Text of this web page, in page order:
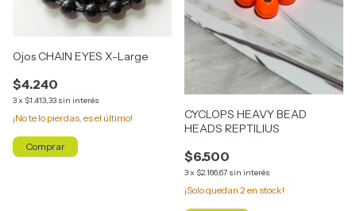
Ojos CHAIN EYES X-Large
$4.240
3x $1.413,33 sin interés
¡No te lo pierdas, es el último!
Comprar
CYCLOPS HEAVY BEAD
HEADS REPTILIUS
$6.500
3x $2.166,67 sin interés
¡Solo quedan 2 en stock!